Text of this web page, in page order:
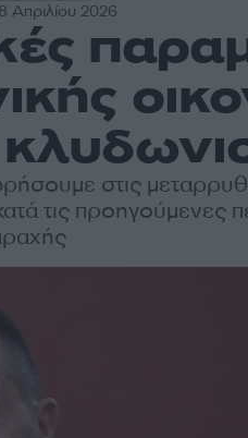
Απριλίου 2026
στις
τις προηγούμενες